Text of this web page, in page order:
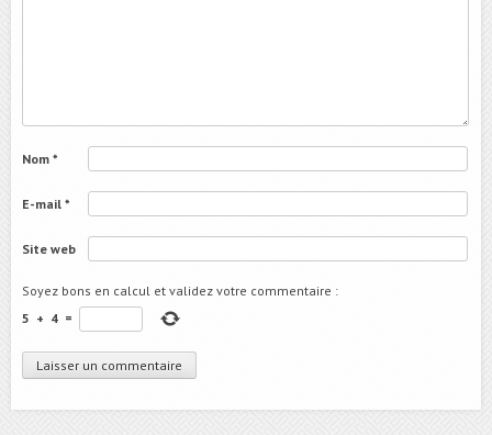
Nom *
E-mail *
Site web
Soyez bons en calcul et validez votre commentaire :
5 + 4 =